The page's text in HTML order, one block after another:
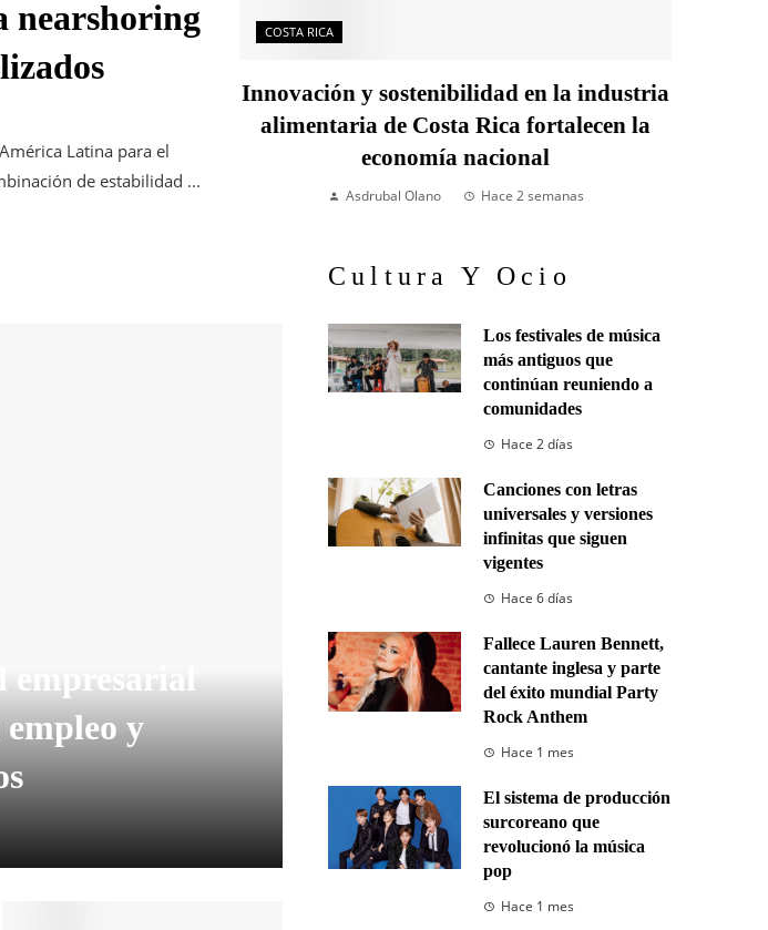
nearshoring
Latina para el
de estabilidad ...
COSTA RICA
Innovación y sostenibilidad en la industria
alimentaria de Costa Rica fortalecen la
economía nacional
Asdrubal Olano Hace 2 semanas
empresarial
y
Cultura Y Ocio
Los festivales de música
más antiguos que
continúan reuniendo a
comunidades
Hace 2 días
Canciones con letras
universales y versiones
infinitas que siguen
vigentes
Hace 6 días
Fallece Lauren Bennett,
cantante inglesa y parte
del éxito mundial Party
Rock Anthem
Hace 1 mes
El sistema de producción
surcoreano que
revolucionó la música
pop
Hace 1 mes